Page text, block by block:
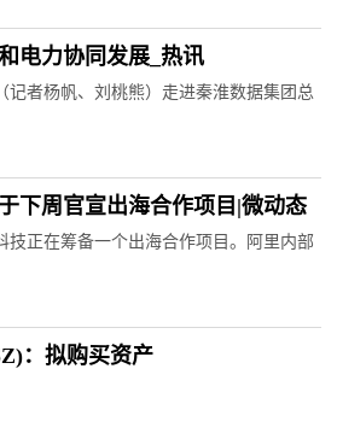
电力协同发展_热讯
记者杨帆、刘桃熊）走进秦淮数据集团总
下周官宣出海合作项目|微动态
技正在筹备一个出海合作项目。阿里内部
：拟购买资产